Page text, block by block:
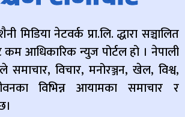
मिडिया नेटवर्क प्रा.लि. द्धारा सञ्चालित
कम आधिकारिक न्युज पोर्टल हो । नेपाली
समाचार, विचार, मनोरञ्जन, खेल, विश्व,
विभिन्न आयामका समाचार र